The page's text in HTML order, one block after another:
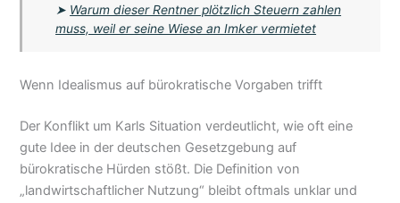
➤ Warum dieser Rentner plötzlich Steuern zahlen
muss, weil er seine Wiese an Imker vermietet
Wenn Idealismus auf bürokratische Vorgaben trifft
Der Konflikt um Karls Situation verdeutlicht, wie oft eine
gute Idee in der deutschen Gesetzgebung auf
bürokratische Hürden stößt. Die Definition von
„landwirtschaftlicher Nutzung“ bleibt oftmals unklar und